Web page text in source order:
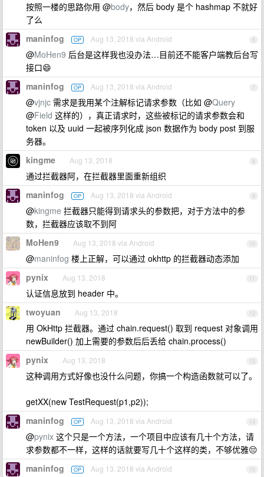
按照一楼的思路你用 @body，然后 body 是个 hashmap 不就好
了么
6
maninfog OP Aug 13, 2018 via Android
@MoHen9 后台是这样我也没办法…目前还不能客户端教后台写
接口😄
7
maninfog OP Aug 13, 2018 via Android
@vjnjc 需求是我用某个注解标记请求参数（比如 @Query
@Field 这样的），真正请求时，这些被标记的请求参数会和
token 以及 uuid 一起被序列化成 json 数据作为 body post 到服
务器。
8
kingme Aug 13, 2018
通过拦截器阿，在拦截器里面重新组织
9
maninfog OP Aug 13, 2018 via Android
@kingme 拦截器只能得到请求头的参数把，对于方法中的参
数，拦截器应该取不到阿
10
MoHen9 Aug 13, 2018 via Android
@maninfog 楼上正解，可以通过 okhttp 的拦截器动态添加
11
pynix Aug 13, 2018
认证信息放到 header 中。
12
twoyuan Aug 13, 2018
用 OkHttp 拦截器。通过 chain.request() 取到 request 对象调用
newBuilder() 加上需要的参数后后丢给 chain.process()
13
pynix Aug 13, 2018
这种调用方式好像也没什么问题，你搞一个构造函数就可以了。
getXX(new TestRequest(p1,p2));
14
maninfog OP Aug 13, 2018 via Android
@pynix 这个只是一个方法，一个项目中应该有几十个方法，请
求参数都不一样，这样的话就要写几十个这样的类，不够优雅😔
15
maninfog OP Aug 13, 2018 via Android